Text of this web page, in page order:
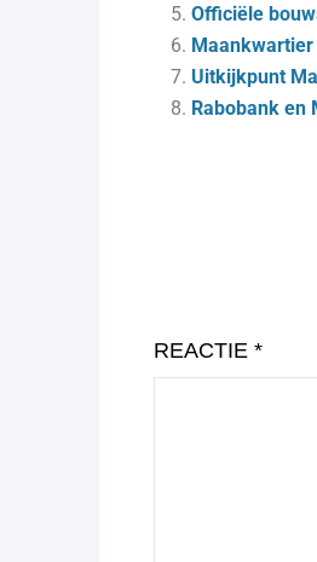
Officiële
Uitkijkpunt
Rabobank en
REACTIE *